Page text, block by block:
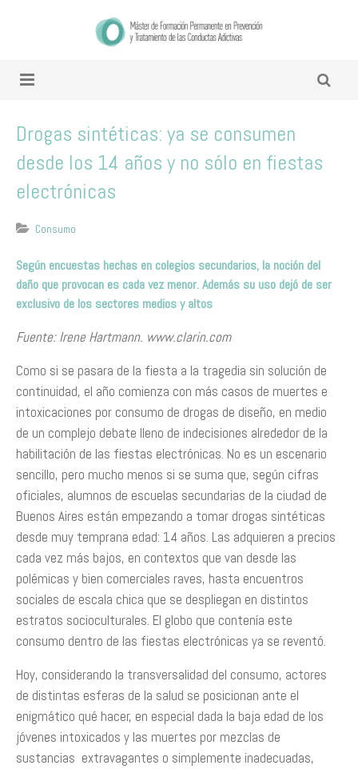
Drogas sintéticas: ya se consumen
desde los 14 años y no sólo en fiestas
electrónicas
Consumo
Según encuestas hechas en colegios secundarios, la noción del
daño que provocan es cada vez menor. Además su uso dejó de ser
exclusivo de los sectores medios y altos
Fuente: Irene Hartmann. www.clarin.com
Como si se pasara de la fiesta a la tragedia sin solución de
continuidad, el año comienza con más casos de muertes e
intoxicaciones por consumo de drogas de diseño, en medio
de un complejo debate ­lleno de indecisiones­ alrededor de la
habilitación de las fiestas electrónicas. No es un escenario
sencillo, pero mucho menos si se suma que, según cifras
oficiales, alumnos de escuelas secundarias de la ciudad de
Buenos Aires están empezando a tomar drogas sintéticas
desde muy temprana edad: 14 años. Las adquieren a precios
cada vez más bajos, en contextos que van desde las
polémicas y bien comerciales raves, hasta encuentros
sociales de escala chica que se despliegan en distintos
estratos socioculturales. El globo que contenía este
consumo dentro de las fiestas electrónicas ya se reventó.
Hoy, considerando la transversalidad del consumo, actores
de distintas esferas de la salud se posicionan ante el
enigmático qué hacer, en especial dada la baja edad de los
jóvenes intoxicados y las muertes por mezclas de
sustancias ­ extravagantes o simplemente inadecuadas­,